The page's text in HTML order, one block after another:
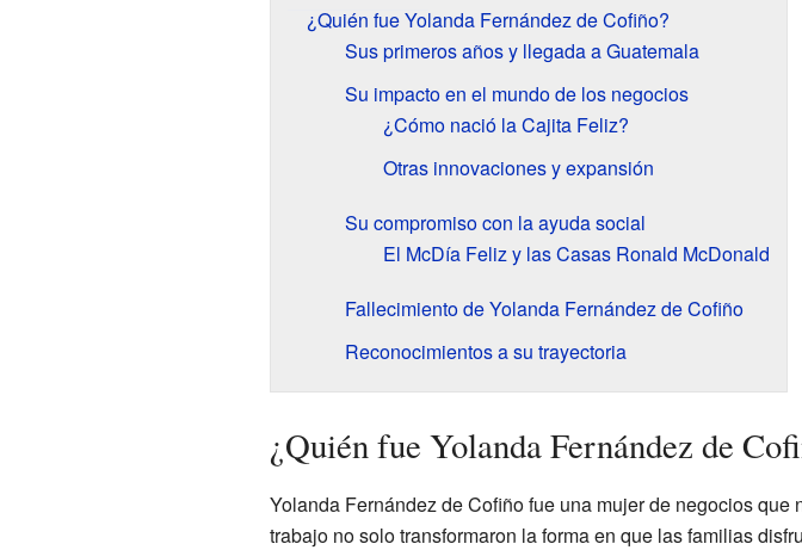
¿Quién fue Yolanda Fernández de Cofiño?
Sus primeros años y llegada a Guatemala
Su impacto en el mundo de los negocios
¿Cómo nació la Cajita Feliz?
Otras innovaciones y expansión
Su compromiso con la ayuda social
El McDía Feliz y las Casas Ronald McDonald
Fallecimiento de Yolanda Fernández de Cofiño
Reconocimientos a su trayectoria
¿Quién fue Yolanda Fernández de
Yolanda Fernández de Cofiño fue una mujer de negocios
trabajo no solo transformaron la forma en que las familias